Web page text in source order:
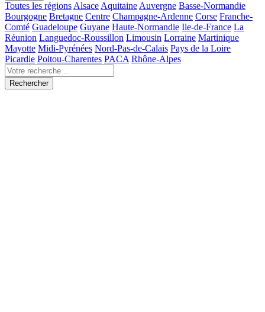
Toutes les régions Alsace Aquitaine Auvergne Basse-Normandie
Bourgogne Bretagne Centre Champagne-Ardenne Corse Franche-
Comté Guadeloupe Guyane Haute-Normandie Ile-de-France La
Réunion Languedoc-Roussillon Limousin Lorraine Martinique
Mayotte Midi-Pyrénées Nord-Pas-de-Calais Pays de la Loire
Picardie Poitou-Charentes PACA Rhône-Alpes
Rechercher